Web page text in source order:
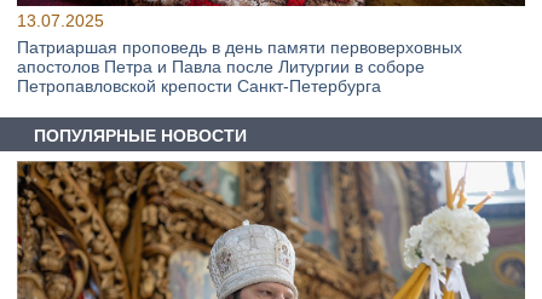
13.07.2025
Патриаршая проповедь в день памяти первоверховных
апостолов Петра и Павла после Литургии в соборе
Петропавловской крепости Санкт-Петербурга
ПОПУЛЯРНЫЕ НОВОСТИ